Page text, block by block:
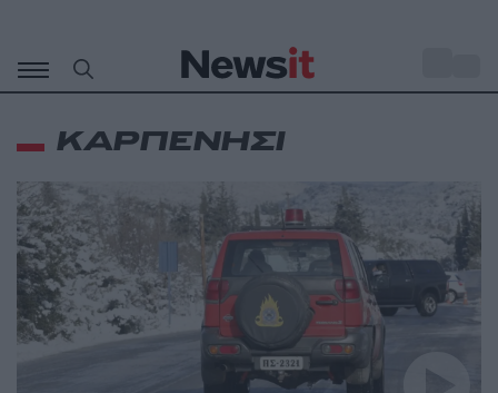
περιεχόμενο
ΚΑΡΠΕΝΗΣΙ